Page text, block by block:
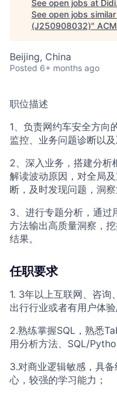
See open jobs at Didi.
See open jobs
(J250908032)"
Beijing, China
Posted 6+ months ago
职位描述
1、负责网约车安全方向
监控、业务问题诊断以
2、深入业务，搭建分析
解读波动原因，对全局
断，及时发现问题，洞察
3、进行专题分析，通过
方法输出高质量洞察，
结果。
任职要求
1. 3年以上互联网、咨询
出行行业或者有用户体
2.熟练掌握SQL，熟悉
用分析方法、SQL/
3.对商业逻辑敏感，具
心，较强的学习能力；